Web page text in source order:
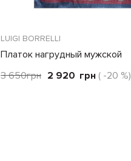
LUIGI BORRELLI
Платок нагрудный мужской
3 650грн 2 920 грн ( -20 %)